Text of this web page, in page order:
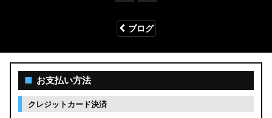
ブログ
■ お支払い方法
クレジットカード決済